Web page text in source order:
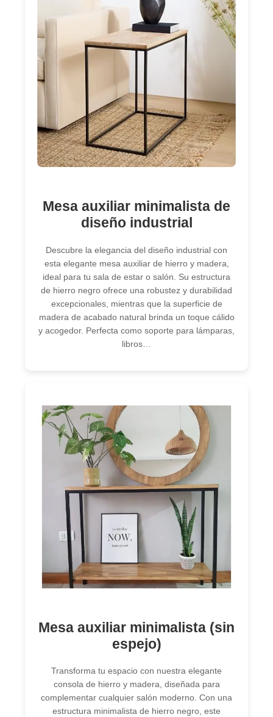
Mesa auxiliar minimalista de
diseño industrial
Descubre la elegancia del diseño industrial con
esta elegante mesa auxiliar de hierro y madera,
ideal para tu sala de estar o salón. Su estructura
de hierro negro ofrece una robustez y durabilidad
excepcionales, mientras que la superficie de
madera de acabado natural brinda un toque cálido
y acogedor. Perfecta como soporte para lámparas,
libros…
Mesa auxiliar minimalista (sin
espejo)
Transforma tu espacio con nuestra elegante
consola de hierro y madera, diseñada para
complementar cualquier salón moderno. Con una
estructura minimalista de hierro negro, este